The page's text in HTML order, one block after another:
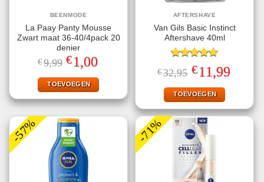
BEENMODE
La Paay Panty Mousse
Zwart maat 36-40/4pack 20
denier
€9,99 Oorspronkelijke
prijs
was:
€9,99.
€1,00
is:
€1,00.
TOEVOEGEN
AFTERSHAVE
Van Gils Basic Instinct
Aftershave 40ml
Gewaardeerd
4.71uit 5
€32,95 Oorspronkelijke
prijs
was:
€32,95.
€11,99Huidige
prijs
TOEVOEGEN
-57% -71%